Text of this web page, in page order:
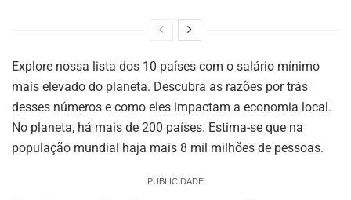
Explore nossa lista dos 10 países com o salário mínimo
mais elevado do planeta. Descubra as razões por trás
desses números e como eles impactam a economia local.
No planeta, há mais de 200 países. Estima-se que na
população mundial haja mais 8 mil milhões de pessoas.
PUBLICIDADE